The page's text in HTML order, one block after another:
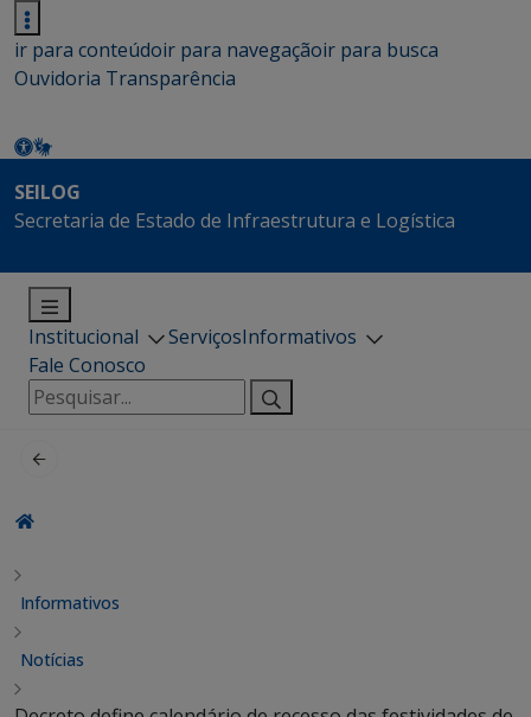
ir para conteúdoir para navegaçãoir para busca
Ouvidoria Transparência
SEILOG
Secretaria de Estado de Infraestrutura e Logística
Institucional ServiçosInformativos
Fale Conosco
Pesquisar
por:
Informativos
Notícias